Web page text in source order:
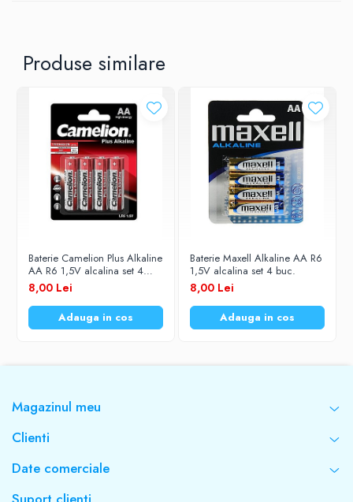
Produse similare
Baterie Camelion Plus Alkaline
AA R6 1,5V alcalina set 4
buc.
8,00 Lei
Adauga in cos
Baterie Maxell Alkaline AA R6
1,5V alcalina set 4 buc.
8,00 Lei
Adauga in cos
Magazinul meu
Clienti
Date comerciale